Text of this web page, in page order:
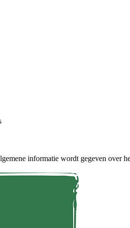
informatie wordt gegeven over